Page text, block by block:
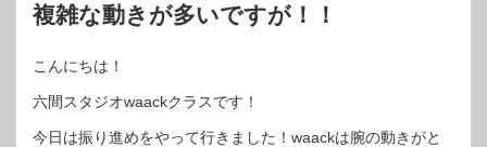
複雑な動きが多いですが！！
こんにちは！
六間スタジオwaackクラスです！
今日は振り進めをやって行きました！waackは腕の動きがと